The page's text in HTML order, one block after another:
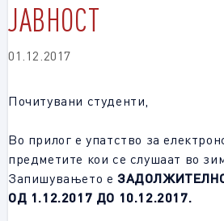
ЈАВНОСТ
01.12.2017
Почитувани студенти,
Во прилог е упатство за
предметите кои се слушаат во
Запишувањето е
ОД 1.12.2017 ДО 10.12.2017.